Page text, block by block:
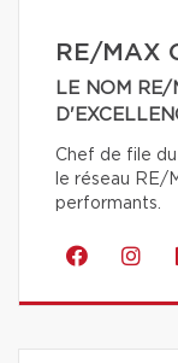
RE/MAX
LE NOM RE/
Chef de file
le réseau RE/
performants.